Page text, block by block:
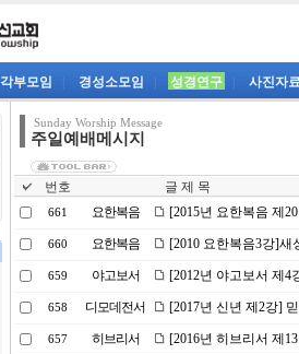
각부모임 경성소모임 성경연구 사진자
Sunday Worship Message
주일예배메시지
번호 글 제 목
661 요한복음 [2015년 요한복음 제
660 요한복음 [2010 요한복음3강]새
659 야고보서 [2012년 야고보서 제4
658 디모데전서 [2017년 신년 제2강]
657 히브리서 [2016년 히브리서 제